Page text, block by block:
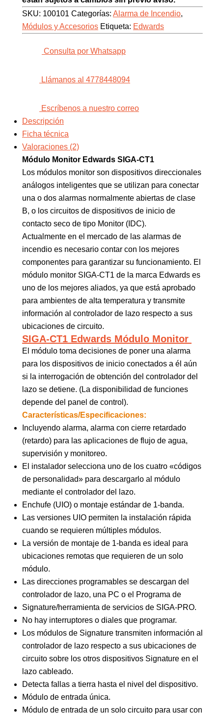
SKU: 100101 Categorías: Alarma de Incendio,
Módulos y Accesorios Etiqueta: Edwards
Consulta por Whatsapp
Llámanos al 4778448094
Escríbenos a nuestro correo
Descripción
Ficha técnica
Valoraciones (2)
Módulo Monitor Edwards SIGA-CT1
Los módulos monitor son dispositivos direccionales
análogos inteligentes que se utilizan para conectar
una o dos alarmas normalmente abiertas de clase
B, o los circuitos de dispositivos de inicio de
contacto seco de tipo Monitor (IDC).
Actualmente en el mercado de las alarmas de
incendio es necesario contar con los mejores
componentes para garantizar su funcionamiento. El
módulo monitor SIGA-CT1 de la marca Edwards es
uno de los mejores aliados, ya que está aprobado
para ambientes de alta temperatura y transmite
información al controlador de lazo respecto a sus
ubicaciones de circuito.
SIGA-CT1 Edwards Módulo Monitor
El módulo toma decisiones de poner una alarma
para los dispositivos de inicio conectados a él aún
si la interrogación de obtención del controlador del
lazo se detiene. (La disponibilidad de funciones
depende del panel de control).
Características/Especificaciones:
Incluyendo alarma, alarma con cierre retardado
(retardo) para las aplicaciones de flujo de agua,
supervisión y monitoreo.
El instalador selecciona uno de los cuatro «códigos
de personalidad» para descargarlo al módulo
mediante el controlador del lazo.
Enchufe (UIO) o montaje estándar de 1-banda.
Las versiones UIO permiten la instalación rápida
cuando se requieren múltiples módulos.
La versión de montaje de 1-banda es ideal para
ubicaciones remotas que requieren de un solo
módulo.
Las direcciones programables se descargan del
controlador de lazo, una PC o el Programa de
Signature/herramienta de servicios de SIGA-PRO.
No hay interruptores o diales que programar.
Los módulos de Signature transmiten información al
controlador de lazo respecto a sus ubicaciones de
circuito sobre los otros dispositivos Signature en el
lazo cableado.
Detecta fallas a tierra hasta el nivel del dispositivo.
Módulo de entrada única.
Módulo de entrada de un solo circuito para usar con